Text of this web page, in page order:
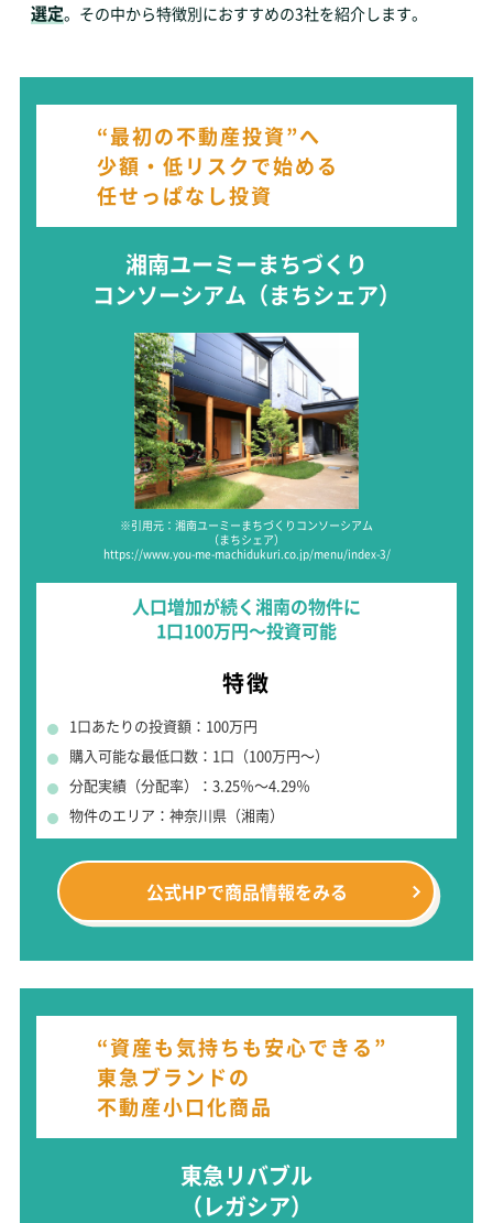
選定。その中から特徴別におすすめの3社を紹介します。
“最初の不動産投資”へ
少額・低リスクで始める
任せっぱなし投資
湘南ユーミーまちづくり
コンソーシアム （まちシェア）
※引用元：湘南ユーミーまちづくりコンソーシアム
（まちシェア）
https://www.you-me-machidukuri.co.jp/menu/index-3/
人口増加が続く湘南の物件に
1口100万円～投資可能
特徴
1口あたりの投資額：100万円
購入可能な最低口数：1口（100万円～）
分配実績（分配率）：3.25％～4.29％
物件のエリア：神奈川県（湘南）
公式HPで商品情報をみる
“資産も気持ちも安心できる”
東急ブランドの
不動産小口化商品
東急リバブル
（レガシア）